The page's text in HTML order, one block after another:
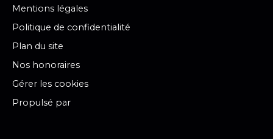
Mentions légales
Politique de confidentialité
Plan du site
Nos honoraires
Gérer les cookies
Propulsé par